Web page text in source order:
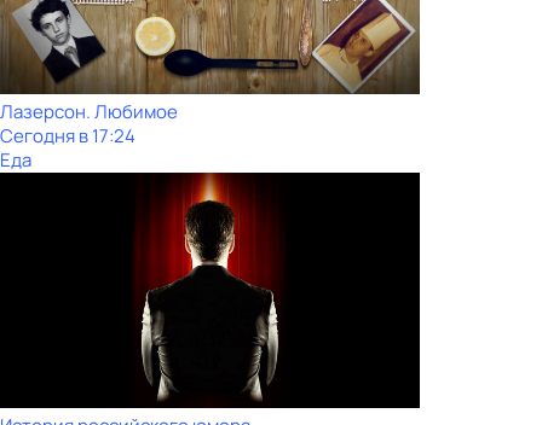
Лазерсон. Любимое
Сегодня в 17:24
Еда